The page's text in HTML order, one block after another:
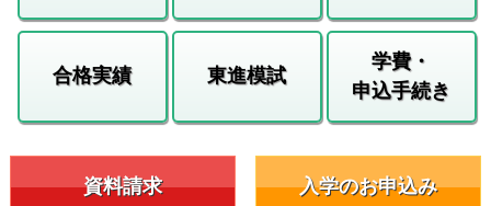
合格実績 東進模試
学費・
申込手続き
資料請求 入学のお申込み